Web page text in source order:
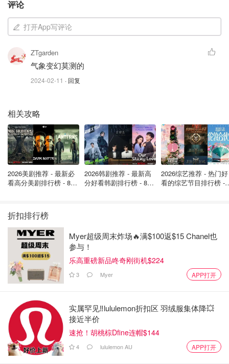
拉尼娜现象对美国气候的影响
9个月前厄尔尼诺首次出现时，全球开始迅速变暖。但拉尼
娜现象可以暂时减缓这种变暖。
图片来自NOAA，版权属于原作者
在拉尼娜现象期间，
斯加南部、美国西北部和北部平原天气会比正常情况更加潮
湿。
紧接着，它将在冬季达到高峰，促使美国南部出现干燥温和
的气候。
评论
打开App写评论
ZTgarden
气象变幻莫测的
2024-02-11 · 回复
相关攻略
2026美剧推荐 - 最新必
看高分美剧排行榜 - 8月
2026韩剧推荐 - 最新高
分好看韩剧排行榜 - 8月
2026综艺推荐 - 热门好
看的综艺节目排行榜 -
折扣排行榜
Myer超级周末炸场🔥满$100返$15 Chanel也
参与！
乐高重磅新品咚奇刚街机$224
3 Myer APP打开
实属罕见‼️lululemon折扣区 羽绒服集体降💥
接近半价
速抢！胡桃棕Dfine连帽$144
4 lululemon AU APP打开